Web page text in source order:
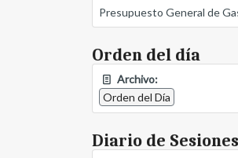
Presupuesto General de
Orden del día
Archivo:
Orden del Día
Diario de Sesiones